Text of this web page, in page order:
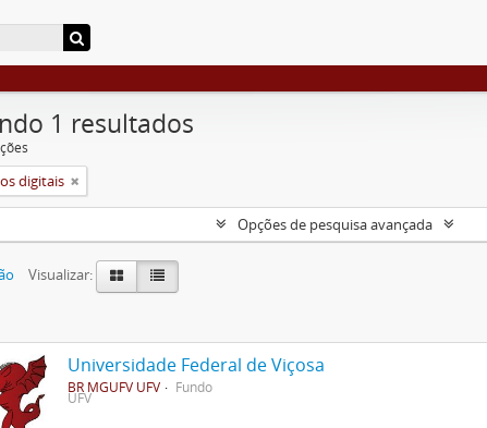
1 resultados
digitais
Opções de pesquisa avançada
Visualizar:
Universidade Federal de Viçosa
BR MGUFV UFV Fundo
UFV